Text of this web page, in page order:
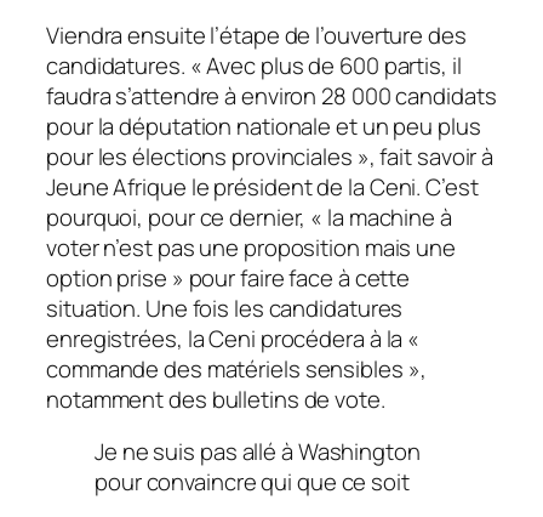
Viendra ensuite l’étape de l’ouverture des
candidatures. « Avec plus de 600 partis, il
faudra s’attendre à environ 28 000 candidats
pour la députation nationale et un peu plus
pour les élections provinciales », fait savoir à
Jeune Afrique le président de la Ceni. C’est
pourquoi, pour ce dernier, « la machine à
voter n’est pas une proposition mais une
option prise » pour faire face à cette
situation. Une fois les candidatures
enregistrées, la Ceni procédera à la «
commande des matériels sensibles »,
notamment des bulletins de vote.
Je ne suis pas allé à Washington
pour convaincre qui que ce soit